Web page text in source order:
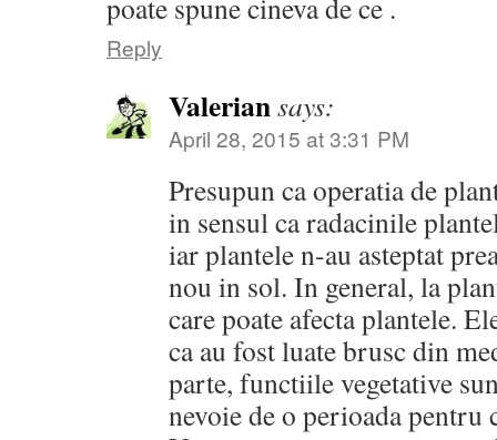
poate spune cineva de ce .
Reply
Valeriansays:
April 28, 2015 at 3:31 PM
Presupun ca operatia de
in sensul ca radacinile
iar plantele n-au asteptat
nou in sol. In general, la
care poate afecta plantele.
ca au fost luate brusc din
parte, functiile vegetative
nevoie de o perioada pentru